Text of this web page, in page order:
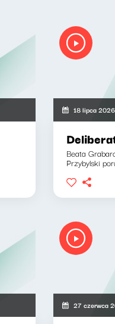
18 lipca 2026
Beata
Przybylski
27 czerwca